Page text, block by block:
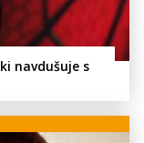
navdušuje s